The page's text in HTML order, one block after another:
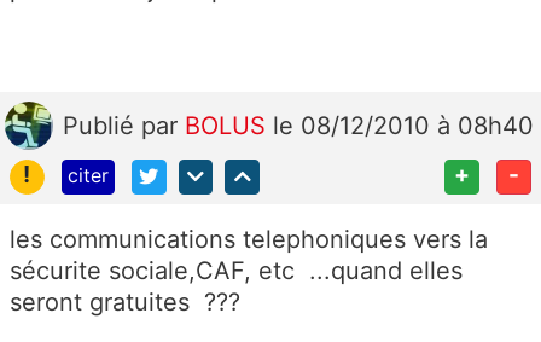
Publié par BOLUS le 08/12/2010 à 08h40
!
citer + -
les communications telephoniques vers la
sécurite sociale,CAF, etc ...quand elles
seront gratuites ???